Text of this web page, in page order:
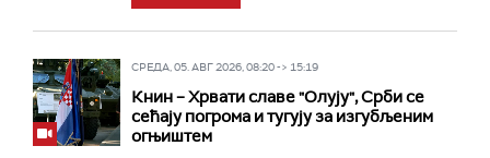
СРЕДА, 05. АВГ 2026, 08:20 -> 15:19
Книн – Хрвати славе "Олују", Срби се
сећају погрома и тугују за изгубљеним
огњиштем